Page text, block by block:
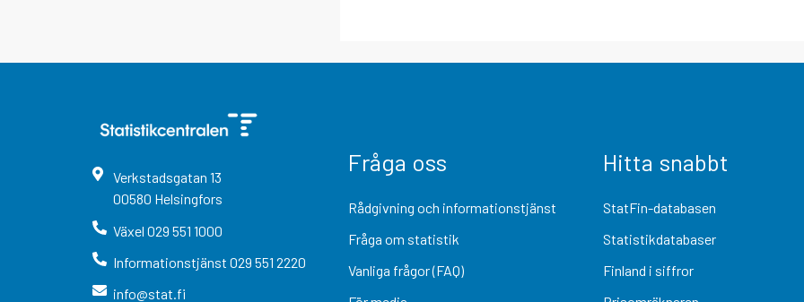
Verkstadsgatan 13
00580 Helsingfors
Växel 029 551 1000
Informationstjänst 029 551 2220
info@stat.fi
Fråga oss
Rådgivning och informationstjänst
Fråga om statistik
Vanliga frågor (FAQ)
Hitta snabbt
StatFin-databasen
Statistikdatabaser
Finland i siffror